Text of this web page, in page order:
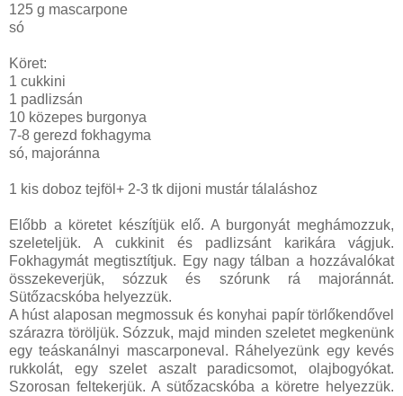
125 g mascarpone
só
Köret:
1 cukkini
1 padlizsán
10 közepes burgonya
7-8 gerezd fokhagyma
só, majoránna
1 kis doboz tejföl+ 2-3 tk dijoni mustár tálaláshoz
Előbb a köretet készítjük elő. A burgonyát meghámozzuk,
szeleteljük. A cukkinit és padlizsánt karikára vágjuk.
Fokhagymát megtisztítjuk. Egy nagy tálban a hozzávalókat
összekeverjük, sózzuk és szórunk rá majoránnát.
Sütőzacskóba helyezzük.
A húst alaposan megmossuk és konyhai papír törlőkendővel
szárazra töröljük. Sózzuk, majd minden szeletet megkenünk
egy teáskanálnyi mascarponeval. Ráhelyezünk egy kevés
rukkolát, egy szelet aszalt paradicsomot, olajbogyókat.
Szorosan feltekerjük. A sütőzacskóba a köretre helyezzük.